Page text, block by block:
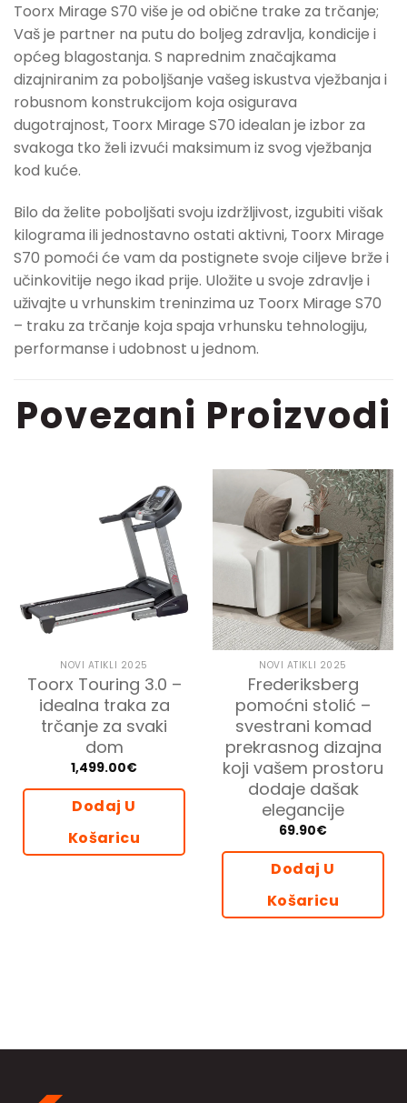
Toorx Mirage S70 više je od obične trake za trčanje;
Vaš je partner na putu do boljeg zdravlja, kondicije i
općeg blagostanja. S naprednim značajkama
dizajniranim za poboljšanje vašeg iskustva vježbanja i
robusnom konstrukcijom koja osigurava
dugotrajnost, Toorx Mirage S70 idealan je izbor za
svakoga tko želi izvući maksimum iz svog vježbanja
kod kuće.
Bilo da želite poboljšati svoju izdržljivost, izgubiti višak
kilograma ili jednostavno ostati aktivni, Toorx Mirage
S70 pomoći će vam da postignete svoje ciljeve brže i
učinkovitije nego ikad prije. Uložite u svoje zdravlje i
uživajte u vrhunskim treninzima uz Toorx Mirage S70
– traku za trčanje koja spaja vrhunsku tehnologiju,
performanse i udobnost u jednom.
Povezani Proizvodi
NOVI ATIKLI 2025
Toorx Touring 3.0 –
idealna traka za
trčanje za svaki
dom
1,499.00€
Dodaj U
Košaricu
NOVI ATIKLI 2025
Frederiksberg
pomoćni stolić –
svestrani komad
prekrasnog dizajna
koji vašem prostoru
dodaje dašak
elegancije
69.90€
Dodaj U
Košaricu